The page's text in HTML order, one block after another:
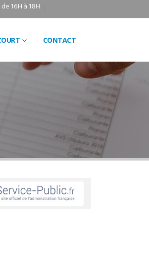
16H à 18H
CONTACT